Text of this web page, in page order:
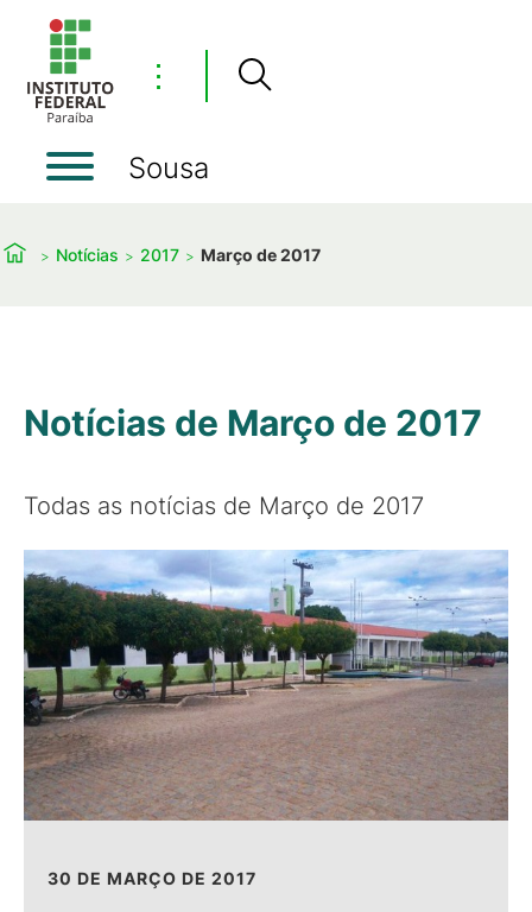
⋮
Sousa
Notícias 2017 Março de 2017
Notícias de Março de 2017
Todas as notícias de Março de 2017
30 DE MARÇO DE 2017